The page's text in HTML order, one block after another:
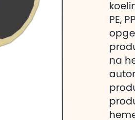
Systeemeisen
Wat je computer
PE,
na